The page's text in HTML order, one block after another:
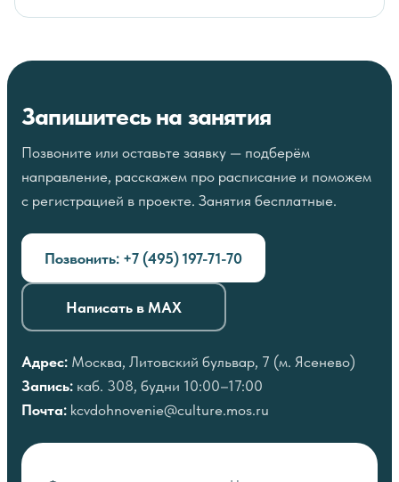
и противопоказаниями к резким нагрузкам. Если
холлах.
Запишитесь на занятия
Позвоните или оставьте заявку — подберём
направление, расскажем про расписание и поможем
с регистрацией в проекте. Занятия бесплатные.
Позвонить: +7 (495) 197-71-70
Написать в MAX
Адрес: Москва, Литовский бульвар, 7 (м. Ясенево)
Запись: каб. 308, будни 10:00–17:00
Почта: kcvdohnovenie@culture.mos.ru